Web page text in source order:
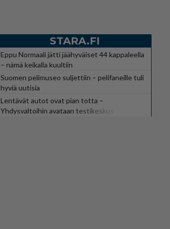
STARA.FI
Eppu Normaali jätti jäähyväiset 44 kappaleella
– nämä keikalla kuultiin
Suomen pelimuseo suljettiin – pelifaneille tuli
hyviä uutisia
Lentävät autot ovat pian totta –
Yhdysvaltoihin avataan testikeskus